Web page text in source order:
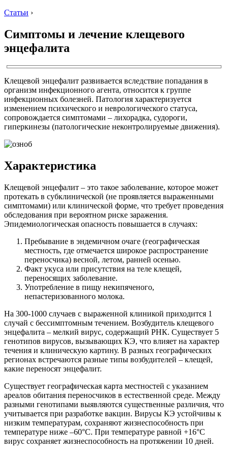
Статьи ›
Симптомы и лечение клещевого
энцефалита
Клещевой энцефалит развивается вследствие попадания в
организм инфекционного агента, относится к группе
инфекционных болезней. Патология характеризуется
изменением психического и неврологического статуса,
сопровождается симптомами – лихорадка, судороги,
гиперкинезы (патологические неконтролируемые движения).
Характеристика
Клещевой энцефалит – это такое заболевание, которое может
протекать в субклинической (не проявляется выраженными
симптомами) или клинической форме, что требует проведения
обследования при вероятном риске заражения.
Эпидемиологическая опасность повышается в случаях:
Пребывание в эндемичном очаге (географическая
местность, где отмечается широкое распространение
переносчика) весной, летом, ранней осенью.
Факт укуса или присутствия на теле клещей,
переносящих заболевание.
Употребление в пищу некипяченого,
непастеризованного молока.
На 300-1000 случаев с выраженной клиникой приходится 1
случай с бессимптомным течением. Возбудитель клещевого
энцефалита – мелкий вирус, содержащий РНК. Существует 5
генотипов вирусов, вызывающих КЭ, что влияет на характер
течения и клиническую картину. В разных географических
регионах встречаются разные типы возбудителей – клещей,
какие переносят энцефалит.
Существует географическая карта местностей с указанием
ареалов обитания переносчиков в естественной среде. Между
разными генотипами выявляются существенные различия, что
учитывается при разработке вакцин. Вирусы КЭ устойчивы к
низким температурам, сохраняют жизнеспособность при
температуре ниже –60°С. При температуре равной +16°С
вирус сохраняет жизнеспособность на протяжении 10 дней.